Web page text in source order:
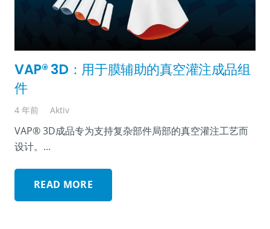
VAP® 3D：用于膜辅助的真空灌注成品组
件
4 年前 Aktiv
VAP® 3D成品专为支持复杂部件局部的真空灌注工艺而
设计。...
READ MORE